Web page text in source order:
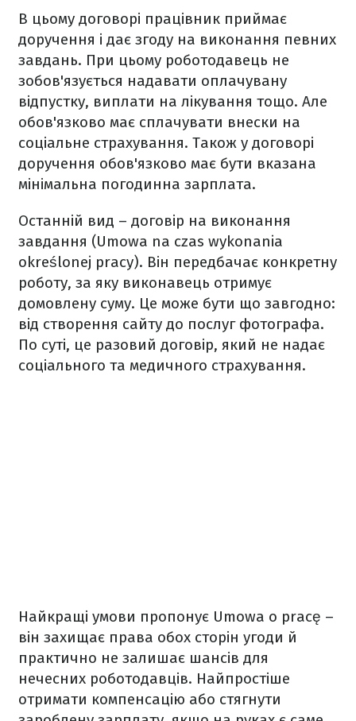
В цьому договорі працівник приймає
доручення і дає згоду на виконання певних
завдань. При цьому роботодавець не
зобов'язується надавати оплачувану
відпустку, виплати на лікування тощо. Але
обов'язково має сплачувати внески на
соціальне страхування. Також у договорі
доручення обов'язково має бути вказана
мінімальна погодинна зарплата.
Останній вид – договір на виконання
завдання (Umowa na czas wykonania
określonej pracy). Він передбачає конкретну
роботу, за яку виконавець отримує
домовлену суму. Це може бути що завгодно:
від створення сайту до послуг фотографа.
По суті, це разовий договір, який не надає
соціального та медичного страхування.
Найкращі умови пропонує Umowa o pracę –
він захищає права обох сторін угоди й
практично не залишає шансів для
нечесних роботодавців. Найпростіше
отримати компенсацію або стягнути